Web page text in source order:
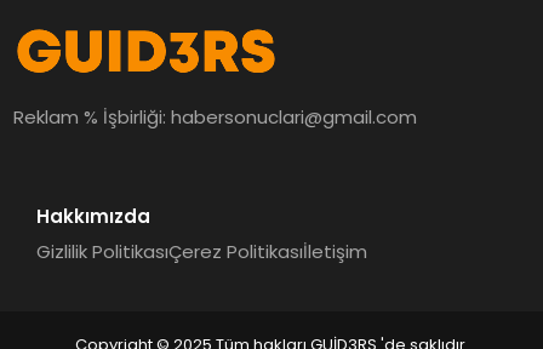
Reklam % İşbirliği:habersonuclari@gmail.com
Hakkımızda
Gizlilik PolitikasıÇerez Politikasıİletişim